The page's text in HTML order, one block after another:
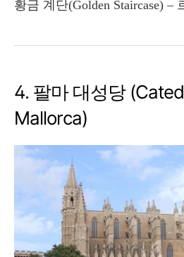
황금 계단(Golden Staircase) –
4. 팔마 대성당
Mallorca)